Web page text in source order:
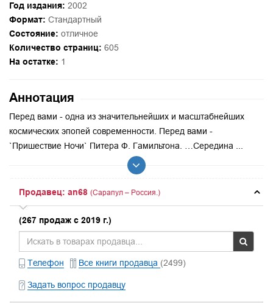
Год издания: 2002
Формат: Стандартный
Состояние: отличное
Количество страниц: 605
На остатке: 1
Аннотация
Перед вами - одна из значительнейших и масштабнейших
космических эпопей современности. Перед вами -
`Пришествие Ночи` Питера Ф. Гамильтона. …Середина ...
Продавец: an68 (Сарапул – Россия.)
(267 продаж с 2019 г.)
Телефон Все книги продавца (2499)
Задать вопрос продавцу